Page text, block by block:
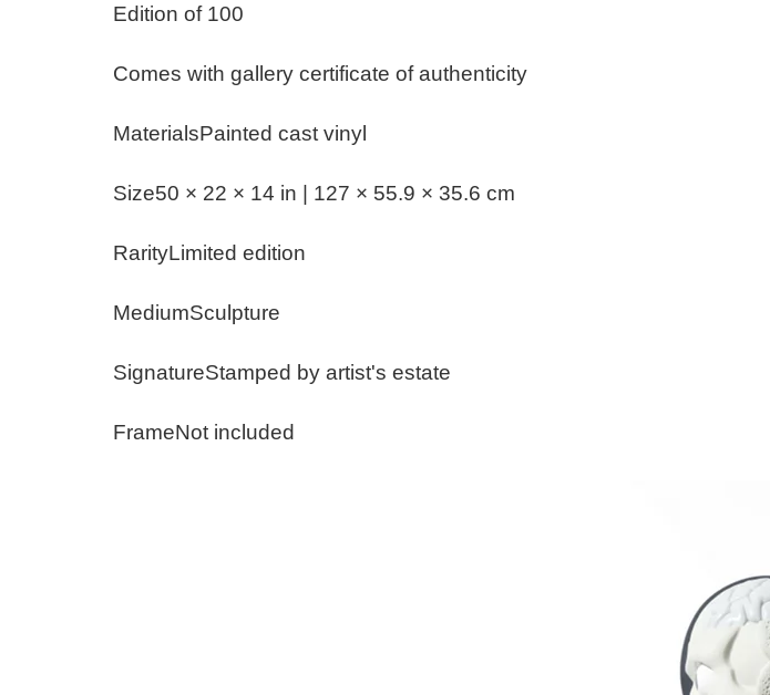
Edition of 100
Comes with gallery certificate of authenticity
MaterialsPainted cast vinyl
Size50 × 22 × 14 in | 127 × 55.9 × 35.6 cm
RarityLimited edition
MediumSculpture
SignatureStamped by artist's estate
FrameNot included